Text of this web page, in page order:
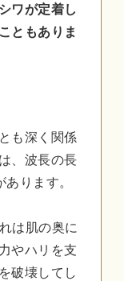
ワが定着し
ともありま
も深く関係
、波長の長
ります。
は肌の奥に
やハリを支
破壊してし